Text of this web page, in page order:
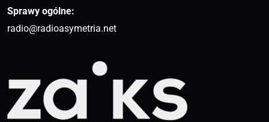
Sprawy ogólne:
radio@radioasymetria.net